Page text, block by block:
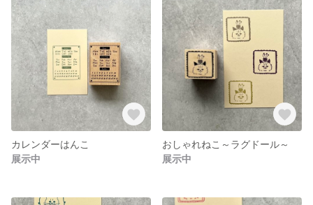
カレンダーはんこ
展示中
おしゃれねこ～ラグドール～
展示中